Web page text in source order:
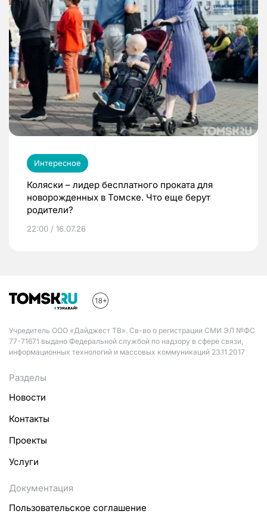
Интересное
Коляски – лидер бесплатного проката для
новорожденных в Томске. Что еще берут
родители?
22:00 / 16.07.26
Учредитель ООО «Дайджест ТВ». Св-во о регистрации СМИ ЭЛ №ФС
77-71671 выдано Федеральной службой по надзору в сфере связи,
информационных технологий и массовых коммуникаций 23.11.2017
Разделы
Новости
Контакты
Проекты
Услуги
Документация
Пользовательское соглашение